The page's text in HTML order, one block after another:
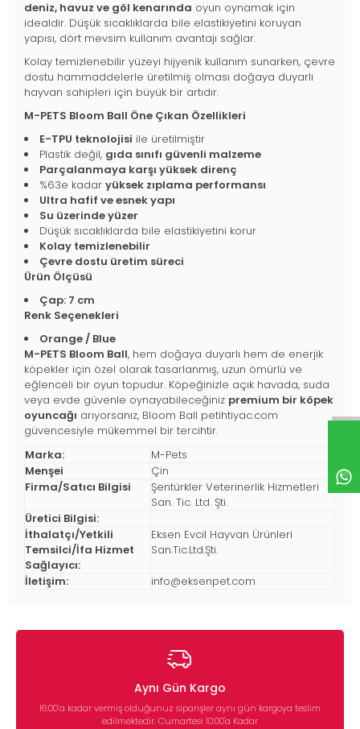
deniz, havuz ve göl kenarında oyun oynamak için
idealdir. Düşük sıcaklıklarda bile elastikiyetini koruyan
yapısı, dört mevsim kullanım avantajı sağlar.
Kolay temizlenebilir yüzeyi hijyenik kullanım sunarken, çevre
dostu hammaddelerle üretilmiş olması doğaya duyarlı
hayvan sahipleri için büyük bir artıdır.
M-PETS Bloom Ball Öne Çıkan Özellikleri
E-TPU teknolojisi ile üretilmiştir
Plastik değil, gıda sınıfı güvenli malzeme
Parçalanmaya karşı yüksek direnç
%63e kadar yüksek zıplama performansı
Ultra hafif ve esnek yapı
Su üzerinde yüzer
Düşük sıcaklıklarda bile elastikiyetini korur
Kolay temizlenebilir
Çevre dostu üretim süreci
Ürün Ölçüsü
Çap: 7 cm
Renk Seçenekleri
Orange / Blue
M-PETS Bloom Ball, hem doğaya duyarlı hem de enerjik
köpekler için özel olarak tasarlanmış, uzun ömürlü ve
eğlenceli bir oyun topudur. Köpeğinizle açık havada, suda
veya evde güvenle oynayabileceğiniz premium bir köpek
oyuncağı arıyorsanız, Bloom Ball petihtiyac.com
güvencesiyle mükemmel bir tercihtir.
Marka:
M-Pets
Menşei
Çin
Firma/Satıcı Bilgisi
Şentürkler Veterinerlik Hizmetleri
San. Tic. Ltd. Şti.
Üretici Bilgisi:
İthalatçı/Yetkili
Temsilci/İfa Hizmet
Sağlayıcı:
Eksen Evcil Hayvan Ürünleri
San.Tic.Ltd.Şti.
İletişim: info@eksenpet.com
Aynı Gün Kargo
16:00’a kadar vermiş olduğunuz siparişler aynı gün kargoya teslim
edilmektedir. Cumartesi 10:00'a Kadar